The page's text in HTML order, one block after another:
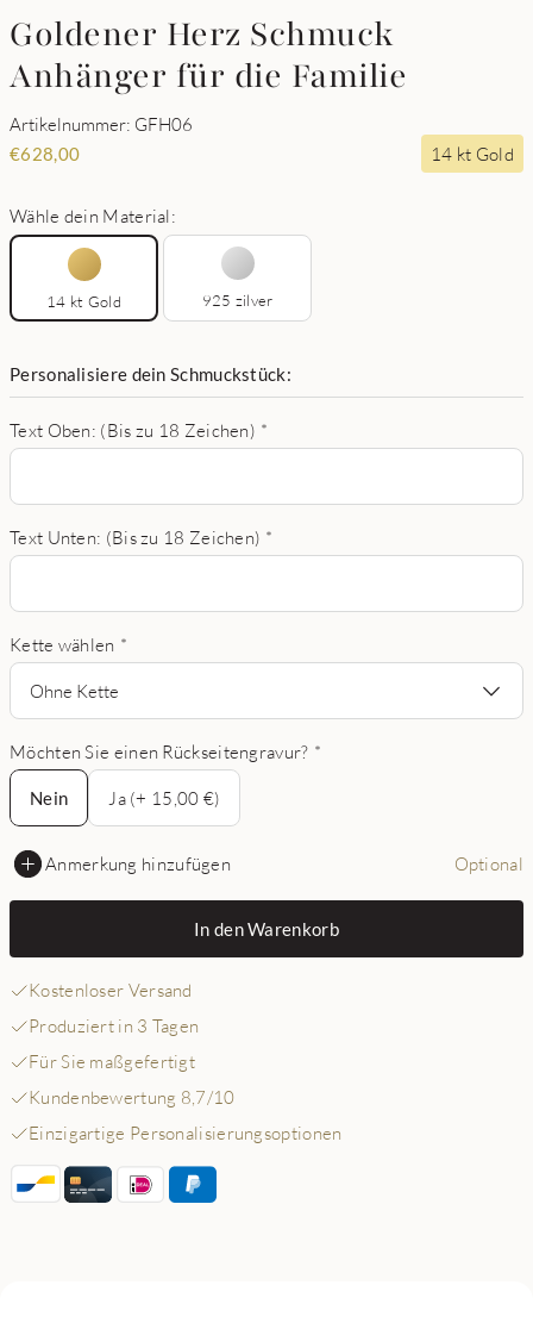
Goldener Herz Schmuck
Anhänger für die Familie
Artikelnummer: GFH06
€628,00 14 kt Gold
Wähle dein Material:
14 kt Gold 925 zilver
Personalisiere dein Schmuckstück:
Text Oben: (Bis zu 18 Zeichen) *
Text Unten: (Bis zu 18 Zeichen) *
Kette wählen *
Ohne Kette
Möchten Sie einen Rückseitengravur? *
Nein
Nein
Ja (+ 15,00 €)
Anmerkung hinzufügen Optional
In den Warenkorb
Kostenloser Versand
Produziert in 3 Tagen
Für Sie maßgefertigt
Kundenbewertung 8,7/10
Einzigartige Personalisierungsoptionen